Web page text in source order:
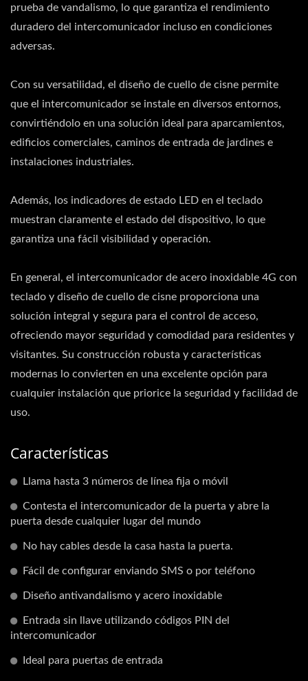
prueba de vandalismo, lo que garantiza el rendimiento
duradero del intercomunicador incluso en condiciones
adversas.
Con su versatilidad, el diseño de cuello de cisne permite
que el intercomunicador se instale en diversos entornos,
convirtiéndolo en una solución ideal para aparcamientos,
edificios comerciales, caminos de entrada de jardines e
instalaciones industriales.
Además, los indicadores de estado LED en el teclado
muestran claramente el estado del dispositivo, lo que
garantiza una fácil visibilidad y operación.
En general, el intercomunicador de acero inoxidable 4G con
teclado y diseño de cuello de cisne proporciona una
solución integral y segura para el control de acceso,
ofreciendo mayor seguridad y comodidad para residentes y
visitantes. Su construcción robusta y características
modernas lo convierten en una excelente opción para
cualquier instalación que priorice la seguridad y facilidad de
uso.
Características
Llama hasta 3 números de línea fija o móvil
Contesta el intercomunicador de la puerta y abre la
puerta desde cualquier lugar del mundo
No hay cables desde la casa hasta la puerta.
Fácil de configurar enviando SMS o por teléfono
Diseño antivandalismo y acero inoxidable
Entrada sin llave utilizando códigos PIN del
intercomunicador
Ideal para puertas de entrada